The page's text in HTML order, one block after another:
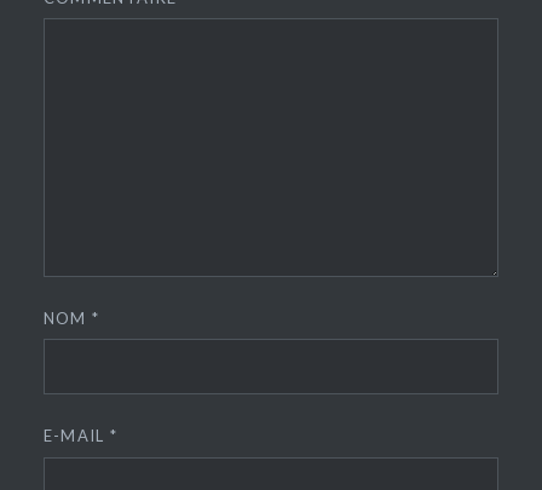
NOM*
E-MAIL *